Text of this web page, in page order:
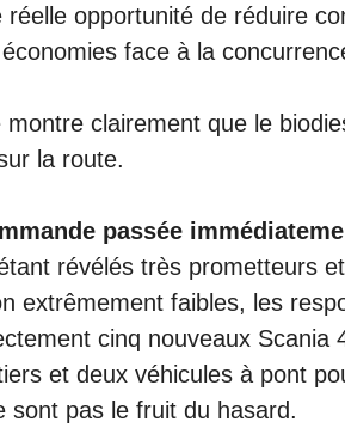
réelle opportunité de réduire
face à la
montre clairement que le
la route.
passée
révélés très prometteurs
extrêmement faibles, les
cinq nouveaux Scania
et deux véhicules à pont
sont pas le fruit du hasard.